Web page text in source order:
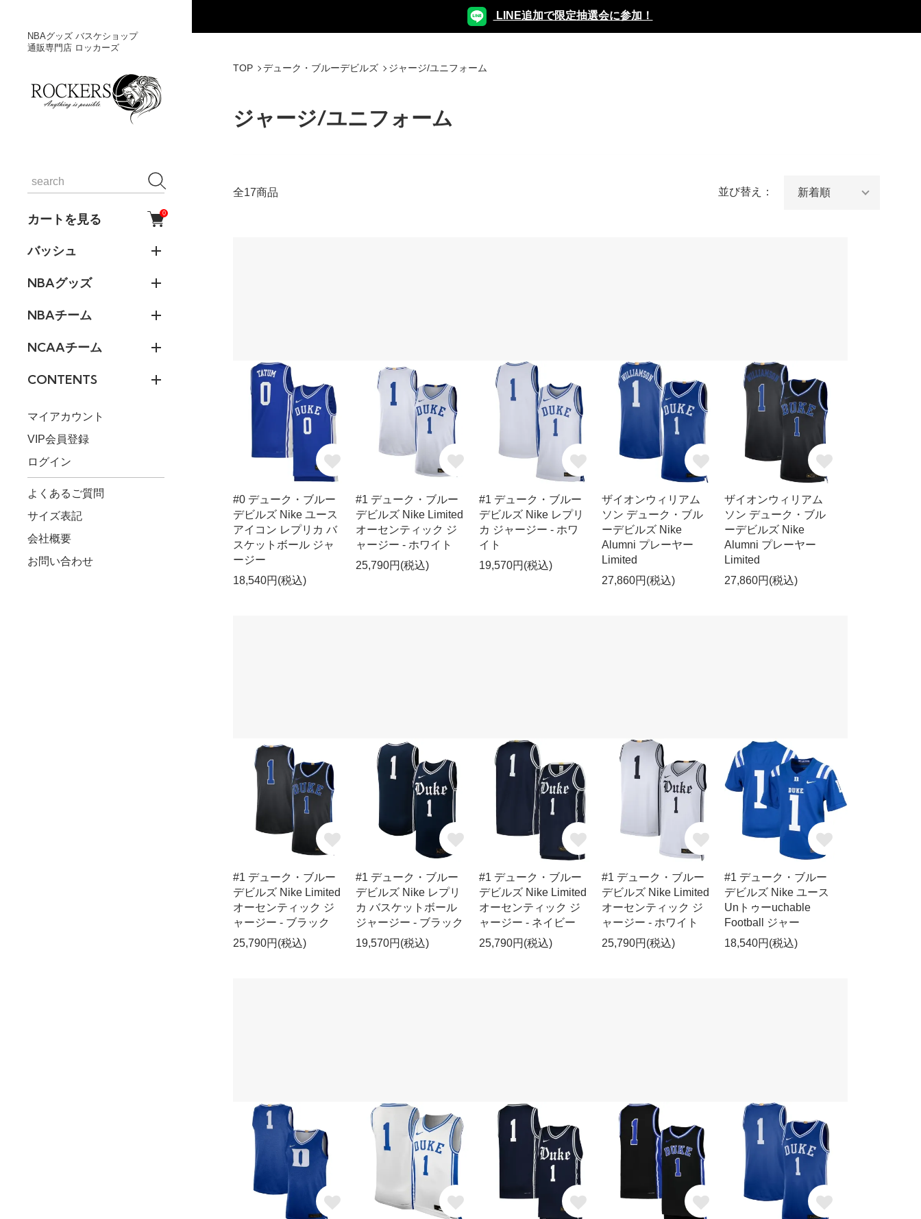
NBAグッズ バスケショップ
通販専門店 ロッカーズ
カートを見る 0
バッシュ
NBAグッズ
NBAチーム
NCAAチーム
CONTENTS
マイアカウント
VIP会員登録
ログイン
よくあるご質問
サイズ表記
会社概要
お問い合わせ
LINE追加で限定抽選会に参加！
TOP デューク・ブルーデビルズ ジャージ/ユニフォーム
ジャージ/ユニフォーム
全17商品 並び替え：
#0 デューク・ブルー
デビルズ Nike ユース
アイコン レプリカ バ
スケットボール ジャ
ージー
18,540円(税込)
#1 デューク・ブルー
デビルズ Nike Limited
オーセンティック ジ
ャージー - ホワイト
25,790円(税込)
#1 デューク・ブルー
デビルズ Nike レプリ
カ ジャージー - ホワ
イト
19,570円(税込)
ザイオンウィリアム
ソン デューク・ブル
ーデビルズ Nike
Alumni プレーヤー
Limited
27,860円(税込)
ザイオンウィリアム
ソン デューク・ブル
ーデビルズ Nike
Alumni プレーヤー
Limited
27,860円(税込)
#1 デューク・ブルー
デビルズ Nike Limited
オーセンティック ジ
ャージー - ブラック
25,790円(税込)
#1 デューク・ブルー
デビルズ Nike レプリ
カ バスケットボール
ジャージー - ブラック
19,570円(税込)
#1 デューク・ブルー
デビルズ Nike Limited
オーセンティック ジ
ャージー - ネイビー
25,790円(税込)
#1 デューク・ブルー
デビルズ Nike Limited
オーセンティック ジ
ャージー - ホワイト
25,790円(税込)
#1 デューク・ブルー
デビルズ Nike ユース
Unトゥーuchable
Football ジャー
18,540円(税込)